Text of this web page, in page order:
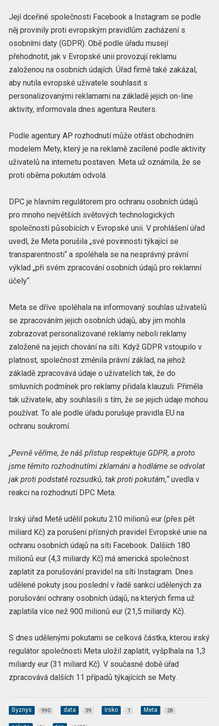
Její dceřiné společnosti Facebook a Instagram se podle
něj provinily proti evropským pravidlům zacházení s
osobními daty (GDPR). Obě podle úřadu musejí
přehodnotit, jak v Evropské unii provozují reklamu
založenou na osobních údajích. Úřad firmě také zakázal,
aby nutila evropské uživatele souhlasit s
personalizovanými reklamami na základě jejich on-line
aktivity, informovala dnes agentura Reuters.
Podle agentury AP rozhodnutí může otřást obchodním
modelem Mety, který je na reklamě zacílené podle aktivity
uživatelů na internetu postaven. Meta už oznámila, že se
proti oběma pokutám odvolá.
DPC je hlavním regulátorem pro ochranu osobních údajů
pro mnoho největších světových technologických
společností působících v Evropské unii. V prohlášení úřad
uvedl, že Meta porušila „své povinnosti týkající se
transparentnosti“ a spoléhala se na nesprávný právní
výklad „při svém zpracování osobních údajů pro reklamní
účely“.
Meta se dříve spoléhala na informovaný souhlas uživatelů
se zpracováním jejich osobních údajů, aby jim mohla
zobrazovat personalizované reklamy neboli reklamy
založené na jejich chování na síti. Když GDPR vstoupilo v
platnost, společnost změnila právní základ, na jehož
základě zpracovává údaje o uživatelích tak, že do
smluvních podmínek pro reklamy přidala klauzuli. Přiměla
tak uživatele, aby souhlasili s tím, že se jejich údaje mohou
používat. To ale podle úřadu porušuje pravidla EU na
ochranu soukromí.
„Pevně věříme, že náš přístup respektuje GDPR, a proto
jsme těmito rozhodnutími zklamáni a hodláme se odvolat
jak proti podstatě rozsudků, tak proti pokutám,“uvedla v
reakci na rozhodnutí DPC Meta.
Irský úřad Metě udělil pokutu 210 milionů eur (přes pět
miliard Kč) za porušení přísných pravidel Evropské unie na
ochranu osobních údajů na síti Facebook. Dalších 180
milionů eur (4,3 miliardy Kč) má americká společnost
zaplatit za porušování pravidel na síti Instagram. Dnes
udělené pokuty jsou poslední v řadě sankcí udělených za
porušování ochrany osobních údajů, na kterých firma už
zaplatila více než 900 milionů eur (21,5 miliardy Kč).
S dnes udělenými pokutami se celková částka, kterou irský
regulátor společnosti Meta uložil zaplatit, vyšplhala na 1,3
miliardy eur (31 miliard Kč). V současné době úřad
zpracovává dalších 11 případů týkajících se Mety.
Byznys 990 data 39 Irsko 1 Meta 28